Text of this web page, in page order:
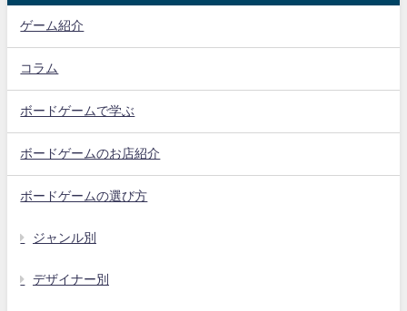
ゲーム紹介
コラム
ボードゲームで学ぶ
ボードゲームのお店紹介
ボードゲームの選び方
ジャンル別
デザイナー別